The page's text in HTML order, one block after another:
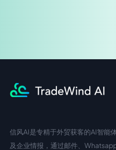
中文入口
信风AI是专精于外贸获客的AI智能
及企业情报，通过邮件、